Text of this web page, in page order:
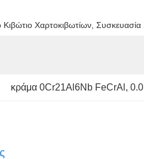
Χαρτοκιβωτίων,
κράμα 0Cr21Al6Nb FeCrAl ,